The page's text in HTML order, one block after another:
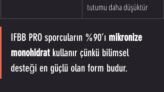
tutumu daha düşüktür
IFBB PRO sporcuların %90’ı mikronize
monohidrat kullanır çünkü bilimsel
desteği en güçlü olan form budur.